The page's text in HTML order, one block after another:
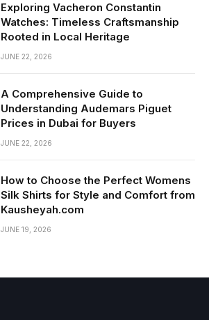
Exploring Vacheron Constantin
Watches: Timeless Craftsmanship
Rooted in Local Heritage
JUNE 22, 2026
A Comprehensive Guide to
Understanding Audemars Piguet
Prices in Dubai for Buyers
JUNE 22, 2026
How to Choose the Perfect Womens
Silk Shirts for Style and Comfort from
Kausheyah.com
JUNE 19, 2026